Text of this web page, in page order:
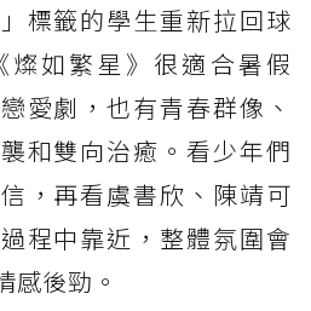
標籤的學生重新拉回球
如繁星》很適合暑假
愛劇，也有青春群像、
和雙向治癒。看少年們
，再看虞書欣、陳靖可
程中靠近，整體氛圍會
感後勁。